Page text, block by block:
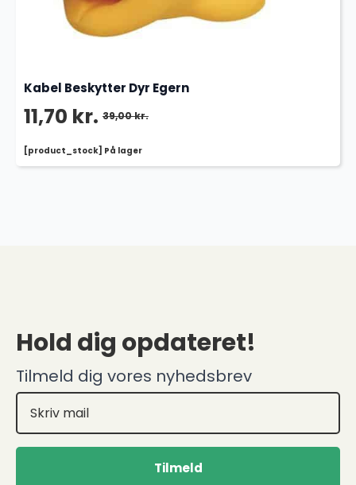
[product_stock] På lager
Kabel Beskytter Dyr Egern
39,00kr.
Den
oprindelige
11,70 kr.
Den
aktuelle
Hold dig opdateret!
Tilmeld dig vores nyhedsbrev
Tilmeld